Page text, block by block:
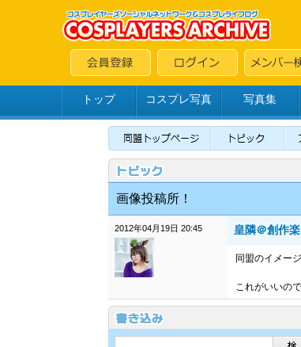
トップ コスプレ写真 写真集
画像投稿所！
2012年04月19日 20:45 皇隣＠創作
同盟のイメー
これがいいの